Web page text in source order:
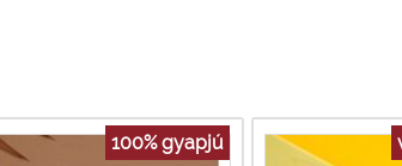
100% gyapjú